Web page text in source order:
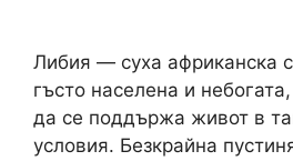
Либия — суха африканска
гъсто населена и
да се поддържа живот в
условия. Безкрайна